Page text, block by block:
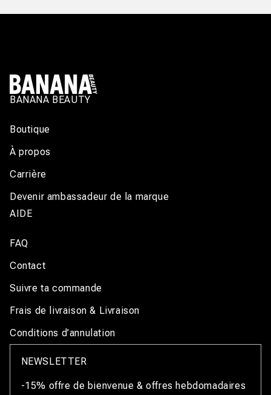
BANANA BEAUTY
Boutique
À propos
Carrière
Devenir ambassadeur de la marque
AIDE
FAQ
Contact
Suivre ta commande
Frais de livraison & Livraison
Conditions d’annulation
NEWSLETTER
-15% offre de bienvenue & offres hebdomadaires